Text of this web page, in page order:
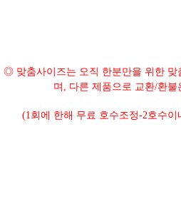
◎ 맞춤사이즈는 오직 한분만을 위한 맞
며, 다른 제품으로 교환/환
(1회에 한해 무료 호수조정-2호수